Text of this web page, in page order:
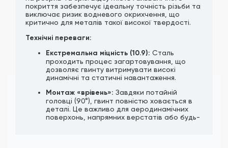
покриття забезпечує ідеальну точність різьби та
виключає ризик водневого окрихчення, що
критично для металів такої високої твердості.
Технічні переваги:
Екстремальна міцність (10.9): Сталь
проходить процес загартовування, що
дозволяє гвинту витримувати високі
динамічні та статичні навантаження.
Монтаж «врівень»: Завдяки потайній
головці (90°), гвинт повністю ховається в
деталі. Це важливо для аеродинамічних
поверхонь, напрямних верстатів або будь-